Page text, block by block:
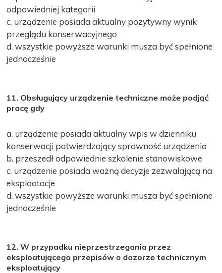
odpowiedniej kategorii
c. urządzenie posiada aktualny pozytywny wynik
przeglądu konserwacyjnego
d. wszystkie powyższe warunki musza być spełnione
jednocześnie
11. Obsługujący urządzenie techniczne może podjąć
pracę gdy
a. urządzenie posiada aktualny wpis w dzienniku
konserwacji potwierdzający sprawność urządzenia
b. przeszedł odpowiednie szkolenie stanowiskowe
c. urządzenie posiada ważną decyzje zezwalającą na
eksploatacje
d. wszystkie powyższe warunki musza być spełnione
jednocześnie
12. W przypadku nieprzestrzegania przez
eksploatującego przepisów o dozorze technicznym
eksploatujący